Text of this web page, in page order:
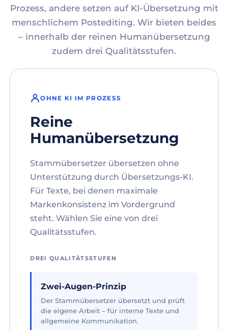
Prozess, andere setzen auf KI-Übersetzung mit
menschlichem Postediting. Wir bieten beides
– innerhalb der reinen Humanübersetzung
zudem drei Qualitätsstufen.
OHNE KI IM PROZESS
Reine
Humanübersetzung
Stammübersetzer übersetzen ohne
Unterstützung durch Übersetzungs-KI.
Für Texte, bei denen maximale
Markenkonsistenz im Vordergrund
steht. Wählen Sie eine von drei
Qualitätsstufen.
DREI QUALITÄTSSTUFEN
Zwei-Augen-Prinzip
Der Stammübersetzer übersetzt und prüft
die eigene Arbeit – für interne Texte und
allgemeine Kommunikation.